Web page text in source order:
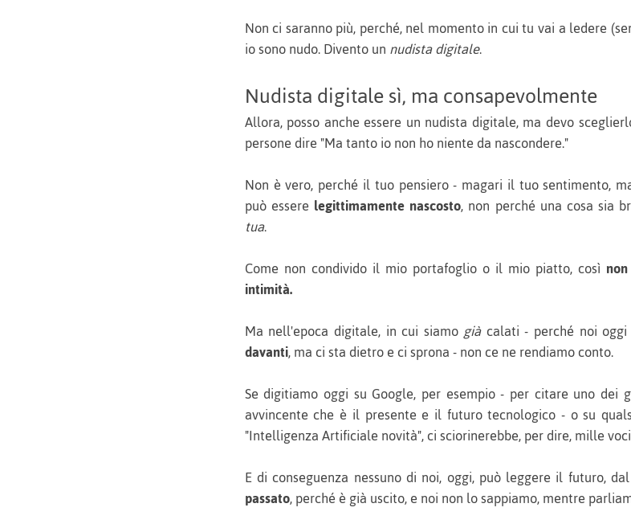
Non ci saranno più, perché, nel momento in cui tu vai a ledere
io sono nudo. Divento unnudista digitale.
Nudista digitale sì, ma consapevolmente
Allora, posso anche essere un nudista digitale, ma devo
persone dire "Ma tanto io non ho niente da nascondere."
Non è vero, perché il tuo pensiero - magari il tuo sentimento,
può essere legittimamente nascosto, non perché una cosa sia
tua.
Come non condivido il mio portafoglio o il mio piatto, così
intimità.
Ma nell'epoca digitale, in cui siamogiàcalati - perché noi oggi
davanti, ma ci sta dietro e ci sprona - non ce ne rendiamo conto.
Se digitiamo oggi su Google, per esempio - per citare uno dei
avvincente che è il presente e il futuro tecnologico - o su
"Intelligenza Artificiale novità", ci sciorinerebbe, per dire, mille
E di conseguenza nessuno di noi, oggi, può leggere il futuro,
passato, perché è già uscito, e noi non lo sappiamo, mentre